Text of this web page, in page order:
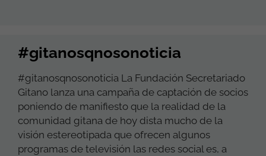
#gitanosqnosonoticia
#gitanosqnosonoticia La Fundación Secretariado
Gitano lanza una campaña de captación de socios
poniendo de manifiesto que la realidad de la
comunidad gitana de hoy dista mucho de la
visión estereotipada que ofrecen algunos
programas de televisión las redes social es, a